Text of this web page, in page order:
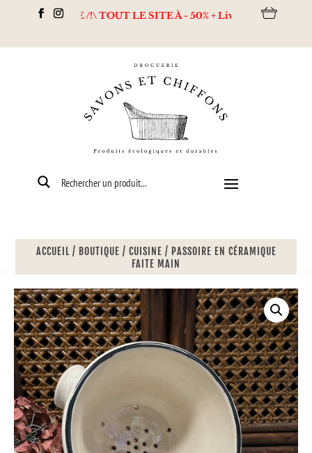
/!\ TOUT LE SITE À - 50% + Livraison offerte dès
ACCUEIL / BOUTIQUE / CUISINE / PASSOIRE EN CÉRAMIQUE
FAITE MAIN